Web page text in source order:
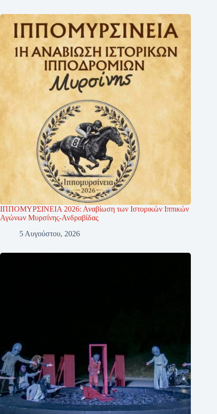
ΙΠΠΟΜΥΡΣΙΝΕΙΑ 2026: Αναβίωση των Ιστορικών Ιππικών
Αγώνων Μυρσίνης-Ανδραβίδας
5 Αυγούστου, 2026